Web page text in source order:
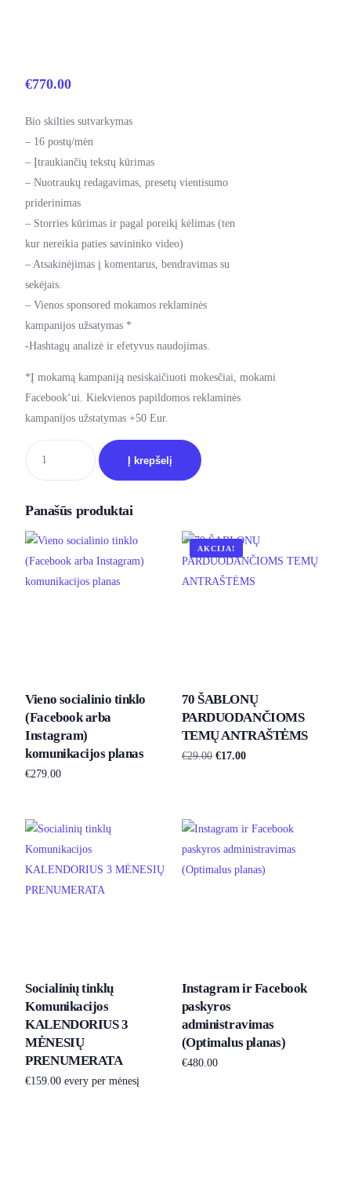
€770.00
Bio skilties sutvarkymas
– 16 postų/mėn
– Įtraukiančių tekstų kūrimas
– Nuotraukų redagavimas, presetų vientisumo
priderinimas
– Storries kūrimas ir pagal poreikį kėlimas (ten
kur nereikia paties savininko video)
– Atsakinėjimas į komentarus, bendravimas su
sekėjais.
– Vienos sponsored mokamos reklaminės
kampanijos užsatymas *
-Hashtagų analizė ir efetyvus naudojimas.
*Į mokamą kampaniją nesiskaičiuoti mokesčiai, mokami
Facebook‘ui. Kiekvienos papildomos reklaminės
kampanijos užstatymas +50 Eur.
Į krepšelį
Panašūs produktai
Vieno socialinio tinklo
(Facebook arba
Instagram)
komunikacijos planas
€279.00
AKCIJA!
70 ŠABLONŲ
PARDUODANČIOMS
TEMŲ ANTRAŠTĖMS
€29.00 €17.00
Socialinių tinklų
Komunikacijos
KALENDORIUS 3
MĖNESIŲ
PRENUMERATA
€159.00 every per mėnesį
Instagram ir Facebook
paskyros
administravimas
(Optimalus planas)
€480.00